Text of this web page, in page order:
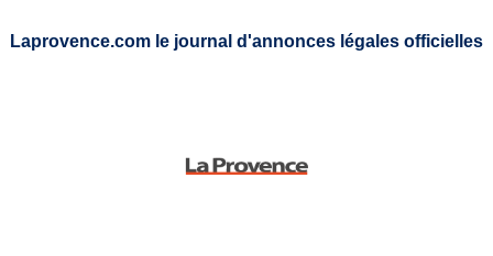
Laprovence.com le journal d'annonces légales officielles